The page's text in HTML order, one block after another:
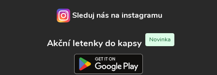
Sleduj nás na instagramu
Akční letenky do kapsy Novinka